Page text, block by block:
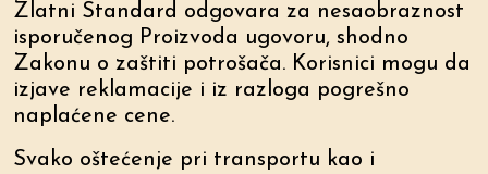
Zlatni Standard odgovara za nesaobraznost
isporučenog Proizvoda ugovoru, shodno
Zakonu o zaštiti potrošača. Korisnici mogu da
izjave reklamacije i iz razloga pogrešno
naplaćene cene.
Svako oštećenje pri transportu kao i